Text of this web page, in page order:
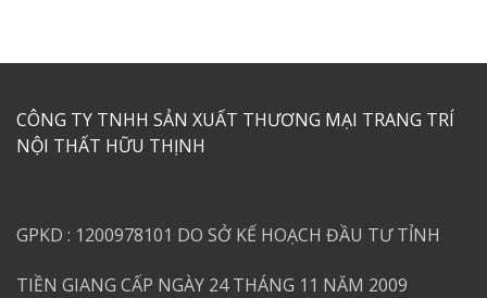
CÔNG TY TNHH SẢN XUẤT THƯƠNG MẠI TRANG TRÍ
NỘI THẤT HỮU THỊNH
GPKD : 1200978101 DO SỞ KẾ HOẠCH ĐẦU TƯ TỈNH
TIỀN GIANG CẤP NGÀY 24 THÁNG 11 NĂM 2009